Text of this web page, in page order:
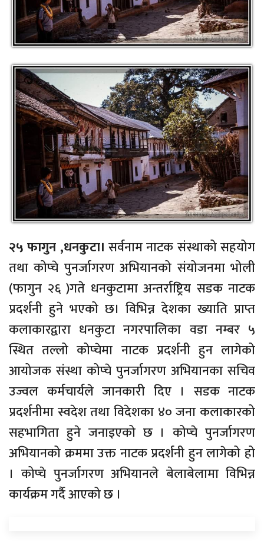
२५ फागुन ,धनकुटा। सर्वनाम नाटक संस्थाको सहयोग
तथा कोप्चे पुनर्जागरण अभियानको संयोजनमा भोली
(फागुन २६ )गते धनकुटामा अन्तर्राष्ट्रिय सडक नाटक
प्रदर्शनी हुने भएको छ। विभिन्न देशका ख्याति प्राप्त
कलाकारद्वारा धनकुटा नगरपालिका वडा नम्बर ५
स्थित तल्लो कोप्चेमा नाटक प्रदर्शनी हुन लागेको
आयोजक संस्था कोप्चे पुनर्जागरण अभियानका सचिव
उज्वल कर्मचार्यले जानकारी दिए । सडक नाटक
प्रदर्शनीमा स्वदेश तथा विदेशका ४० जना कलाकारको
सहभागिता हुने जनाइएको छ । कोप्चे पुनर्जागरण
अभियानको क्रममा उक्त नाटक प्रदर्शनी हुन लागेको हो
। कोप्चे पुनर्जागरण अभियानले बेलाबेलामा विभिन्न
कार्यक्रम गर्दै आएको छ ।